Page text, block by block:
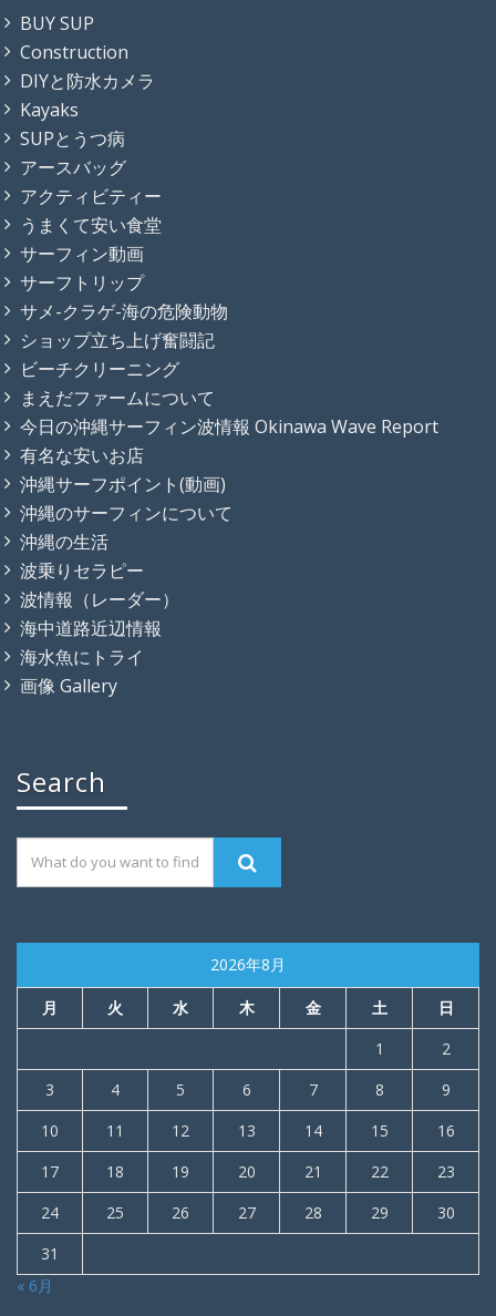
BUY SUP
Construction
DIYと防水カメラ
Kayaks
SUPとうつ病
アースバッグ
アクティビティー
うまくて安い食堂
サーフィン動画
サーフトリップ
サメ-クラゲ-海の危険動物
ショップ立ち上げ奮闘記
ビーチクリーニング
まえだファームについて
今日の沖縄サーフィン波情報 Okinawa Wave Report
有名な安いお店
沖縄サーフポイント(動画)
沖縄のサーフィンについて
沖縄の生活
波乗りセラピー
波情報（レーダー）
海中道路近辺情報
海水魚にトライ
画像 Gallery
Search
2026年8月
月 火 水 木 金 土
日
1
2
3
4 5 6 7 8
9
10
11 12 13 14 15
16
17
18 19 20 21 22
23
24
25 26 27 28 29
30
31
« 6月